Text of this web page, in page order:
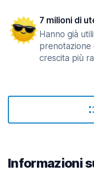
7 milioni di
Hanno già
prenotazione
crescita più
Informazioni